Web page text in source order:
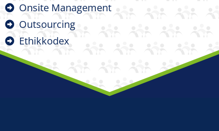
Onsite Management
Outsourcing
Ethikkodex